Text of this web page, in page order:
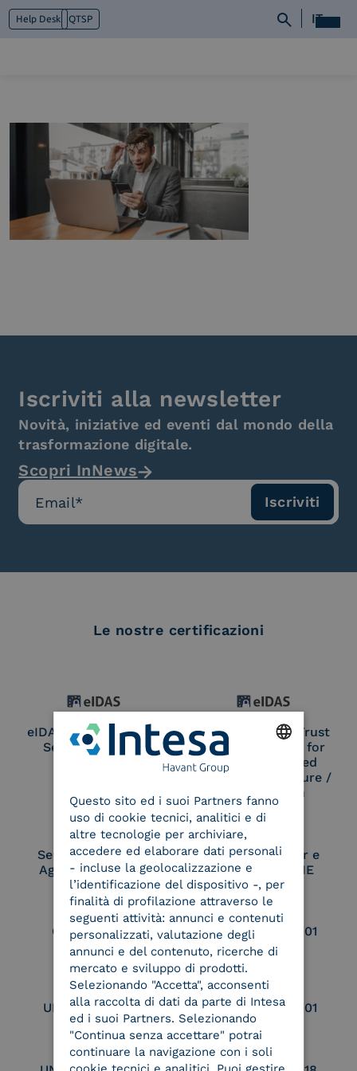
Help Desk QTSP IT
Cosa facciamo
Piattaforme
Industry
News e Media
Contattaci
Iscriviti alla newsletter
Novità, iniziative ed eventi dal mondo della
trasformazione digitale.
Scopri InNews
Le nostre certificazioni
eIDAS Qualified Trust
Service Provider
eIDAS Qualified Trust
Service Provider for
Remote Qualified
Electronic Signature /
Seal Creation
Service Provider e
Aggregatore SPID
Service Provider e
Aggregatore CIE
Conservatore
qualificato
UNI EN ISO 37001
UNI EN ISO 9001 UNI EN ISO 27001
ITALIAN
Questo sito ed i suoi Partners fanno
uso di cookie tecnici, analitici e di
altre tecnologie per archiviare,
accedere ed elaborare dati personali
- incluse la geolocalizzazione e
l’identificazione del dispositivo -, per
finalità di profilazione attraverso le
seguenti attività: annunci e contenuti
personalizzati, valutazione degli
annunci e del contenuto, ricerche di
mercato e sviluppo di prodotti.
Selezionando "Accetta", acconsenti
alla raccolta di dati da parte di Intesa
ed i suoi Partners. Selezionando
"Continua senza accettare" potrai
continuare la navigazione con i soli